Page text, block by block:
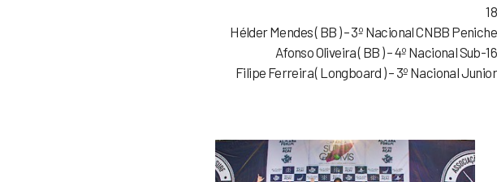
18
Hélder Mendes ( BB ) – 3º Nacional CNBB Peniche
Afonso Oliveira ( BB ) – 4º Nacional Sub-16
Filipe Ferreira ( Longboard ) – 3º Nacional Junior